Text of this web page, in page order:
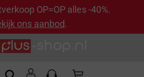
OP=OP alles -40%.
ons aanbod.